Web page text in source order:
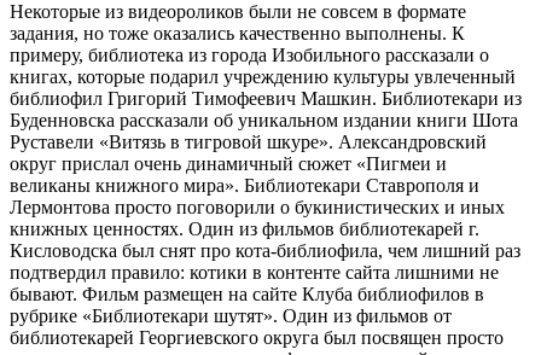
Некоторые из видеороликов были не совсем в формате
задания, но тоже оказались качественно выполнены. К
примеру, библиотека из города Изобильного рассказали о
книгах, которые подарил учреждению культуры увлеченный
библиофил Григорий Тимофеевич Машкин. Библиотекари из
Буденновска рассказали об уникальном издании книги Шота
Руставели «Витязь в тигровой шкуре». Александровский
округ прислал очень динамичный сюжет «Пигмеи и
великаны книжного мира». Библиотекари Ставрополя и
Лермонтова просто поговорили о букинистических и иных
книжных ценностях. Один из фильмов библиотекарей г.
Кисловодска был снят про кота-библиофила, чем лишний раз
подтвердил правило: котики в контенте сайта лишними не
бывают. Фильм размещен на сайте Клуба библиофилов в
рубрике «Библиотекари шутят». Один из фильмов от
библиотекарей Георгиевского округа был посвящен просто